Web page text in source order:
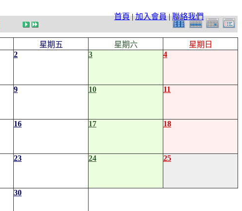
首頁|加入會員|聯絡我們
星期五 星期六
星期日
2 3 4
9 10 11
16 17 18
23 24 25
30